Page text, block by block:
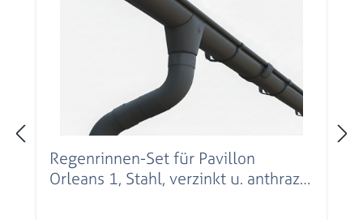
Regenrinnen-Set für Pavillon
Orleans 1, Stahl, verzinkt u. anthrazit